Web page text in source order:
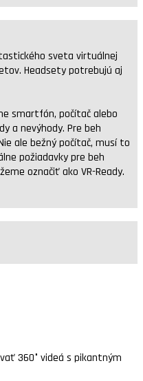
sveta virtuálnej
Headsety potrebujú aj
smartfón, počítač alebo
a nevýhody. Pre beh
ale bežný počítač, musí to
požiadavky pre beh
označiť ako VR-Ready.
360° videá s pikantným